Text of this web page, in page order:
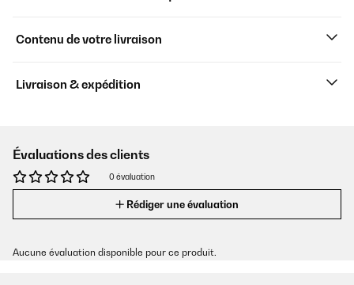
Contenu de votre livraison
Livraison & expédition
Évaluations des clients
0 évaluation
Rédiger une évaluation
Aucune évaluation disponible pour ce produit.